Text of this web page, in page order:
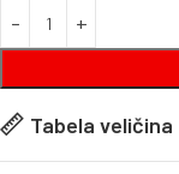
Tabela veličina